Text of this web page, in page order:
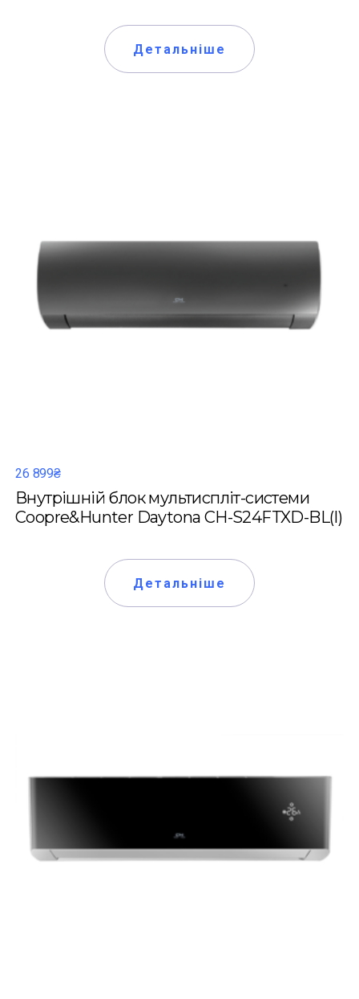
Детальніше
26 899₴
Внутрішній блок мультиспліт-системи
Coopre&Hunter Daytona CH-S24FTXD-BL(I)
Детальніше